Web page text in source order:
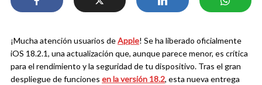
¡Mucha atención usuarios deApple! Se ha liberado oficialmente
iOS 18.2.1, una actualización que, aunque parece menor, es crítica
para el rendimiento y la seguridad de tu dispositivo. Tras el gran
despliegue de funciones en la versión 18.2, esta nueva entrega